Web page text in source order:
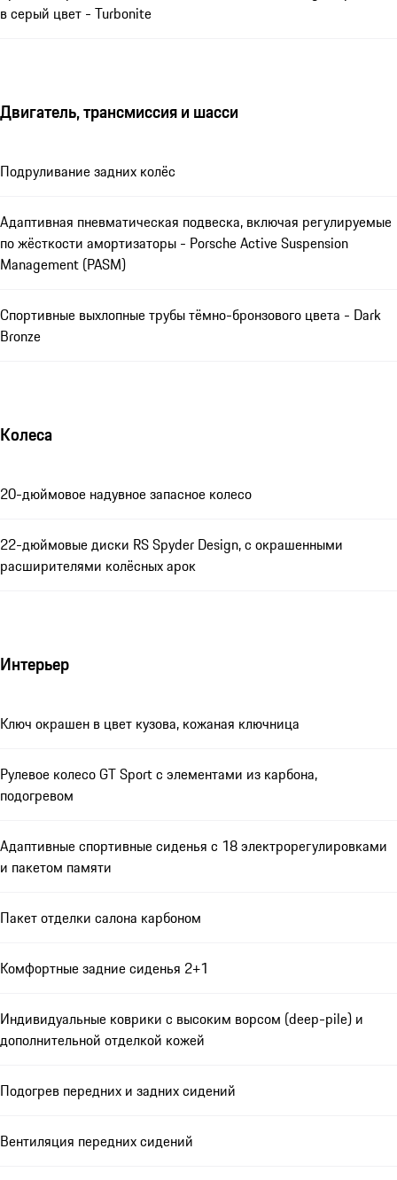
в серый цвет - Turbonite
Двигатель, трансмиссия и шасси
Подруливание задних колёс
Адаптивная пневматическая подвеска, включая регулируемые
по жёсткости амортизаторы - Porsche Active Suspension
Management (PASM)
Спортивные выхлопные трубы тёмно-бронзового цвета - Dark
Bronze
Колеса
20-дюймовое надувное запасное колесо
22-дюймовые диски RS Spyder Design, c окрашенными
расширителями колёсных арок
Интерьер
Ключ окрашен в цвет кузова, кожаная ключница
Рулевое колесо GT Sport с элементами из карбона,
подогревом
Адаптивные спортивные сиденья с 18 электрорегулировками
и пакетом памяти
Пакет отделки салона карбоном
Комфортные задние сиденья 2+1
Индивидуальные коврики с высоким ворсом (deep-pile) и
дополнительной отделкой кожей
Подогрев передних и задних сидений
Вентиляция передних сидений